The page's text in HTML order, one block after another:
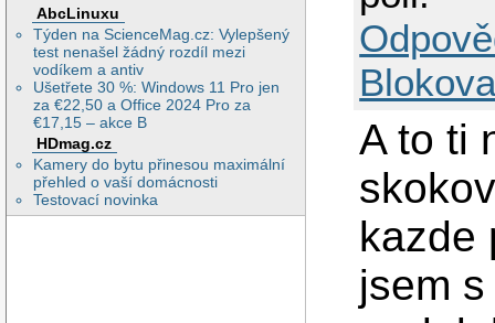
AbcLinuxu
Týden na ScienceMag.cz: Vylepšený
test nenašel žádný rozdíl mezi
vodíkem a antiv
Ušetřete 30 %: Windows 11 Pro jen
za €22,50 a Office 2024 Pro za
€17,15 – akce B
HDmag.cz
Kamery do bytu přinesou maximální
přehled o vaší domácnosti
Testovací novinka
A to ti
kazde
jsem